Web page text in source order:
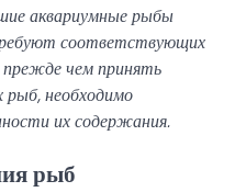
аквариумные рыбы
соответствующих
чем принять
необходимо
их содержания.
рыб